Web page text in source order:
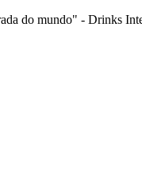
do mundo" - Drinks